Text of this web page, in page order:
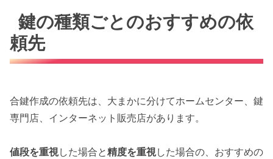
鍵の種類ごとのおすすめの依
頼先
合鍵作成の依頼先は、大まかに分けてホームセンター、鍵
専門店、インターネット販売店があります。
値段を重視した場合と精度を重視した場合の、おすすめの